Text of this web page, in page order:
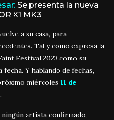
Se presenta la nueva
X1 MK3
a su casa, para
Tal y como expresa la
Festival 2023 como su
Y hablando de fechas,
miércoles 11 de
artista confirmado,